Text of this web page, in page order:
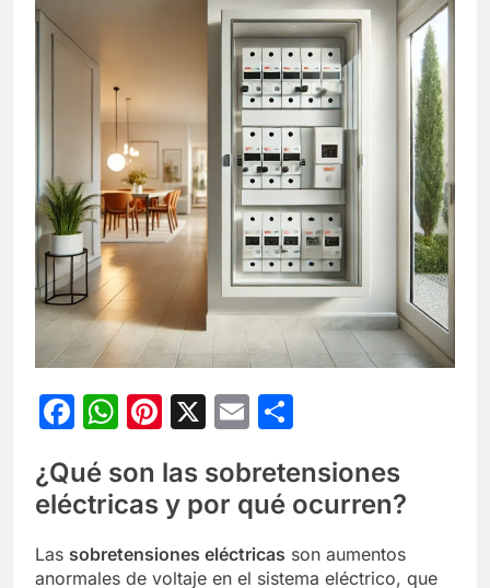
Facebook
WhatsApp
Pinterest
X Email
¿Qué son las sobretensiones
eléctricas y por qué ocurren?
Las sobretensiones eléctricas son aumentos
anormales de voltaje en el sistema eléctrico, que